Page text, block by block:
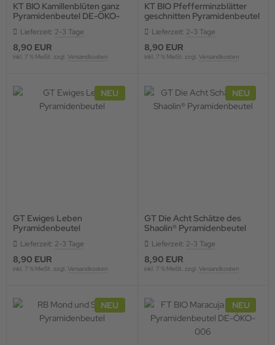
KT BIO Kamillenblüten ganz
Pyramidenbeutel DE-ÖKO-
Lieferzeit: 2-3 Tage
8,90 EUR
inkl. 7 % MwSt. zzgl. Versandkosten
KT BIO Pfefferminzblätter
geschnitten Pyramidenbeutel
Lieferzeit: 2-3 Tage
8,90 EUR
inkl. 7 % MwSt. zzgl. Versandkosten
NEU
GT Ewiges Leben
Pyramidenbeutel
Lieferzeit: 2-3 Tage
8,90 EUR
inkl. 7 % MwSt. zzgl. Versandkosten
NEU
GT Die Acht Schätze des
Shaolin® Pyramidenbeutel
Lieferzeit: 2-3 Tage
8,90 EUR
inkl. 7 % MwSt. zzgl. Versandkosten
NEU NEU